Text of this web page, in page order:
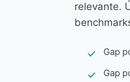
relevante.
Gap
Gap